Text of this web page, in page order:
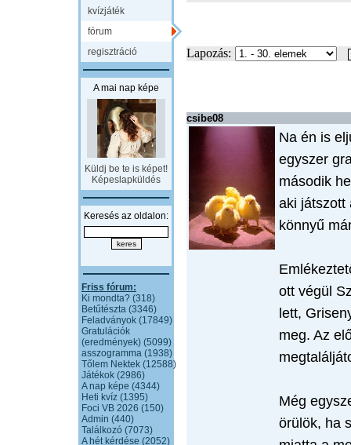
kvízjáték
fórum
regisztráció
A mai nap képe
Küldj be te is képet!
Képeslapküldés
Keresés az oldalon:
Friss fórum:
Ki mondta? (318)
Betűtészta (3346)
Feladványok (17849)
Gratulációk
(eredmények) (5099)
asszogramma (1938)
Tőlem Nektek (12588)
Játékok (2986)
A nap képe (4344)
Heti kvíz (1395)
Foci VB 2026 (150)
Admin (440)
Találkozó (7073)
A hét kérdése (2052)
Lapozás:
csibe08
Na én is
egyszer
második
aki játszott
könnyű
ott végül
lett,
meg. Az
Még
örülök, ha